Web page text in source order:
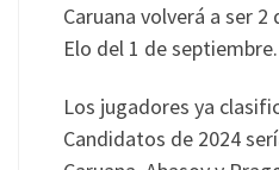
Caruana volverá a ser
Elo del 1 de septiembre.
Los jugadores ya
Candidatos de 2024